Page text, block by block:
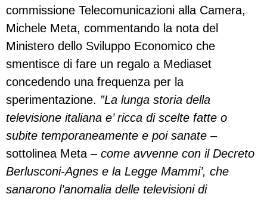
commissione Telecomunicazioni alla Camera,
Michele Meta, commentando la nota del
Ministero dello Sviluppo Economico che
smentisce di fare un regalo a Mediaset
concedendo una frequenza per la
sperimentazione. ”La lunga storia della
televisione italiana e’ ricca di scelte fatte o
subite temporaneamente e poi sanate –
sottolinea Meta – come avvenne con il Decreto
Berlusconi-Agnes e la Legge Mammi’, che
sanarono l’anomalia delle televisioni di